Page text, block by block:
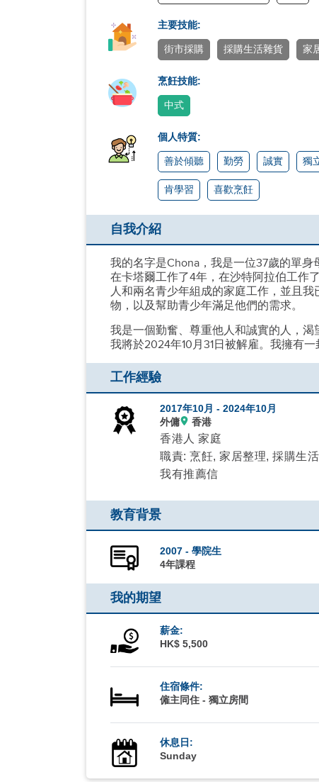
主要技能:
街市採購 採購生活雜貨 家
烹飪技能:
中式
個人特質:
善於傾聽 勤勞 誠實 獨
肯學習 喜歡烹飪
自我介紹
我的名字是Chona，我是一位37歲的單身
在卡塔爾工作了4年，在沙特阿拉伯工作
人和兩名青少年組成的家庭工作，並且
物，以及幫助青少年滿足他們的需求。
我是一個勤奮、尊重他人和誠實的人，
我將於2024年10月31日被解雇。我擁有
工作經驗
2017年10月 -2024年10月
外傭
香港
香港人 家庭
職責: 烹飪, 家居整理, 採購生
我有推薦信
教育背景
2007 - 學院生
4年課程
我的期望
薪金:
HK$ 5,500
住宿條件:
僱主同住 - 獨立房間
休息日:
Sunday